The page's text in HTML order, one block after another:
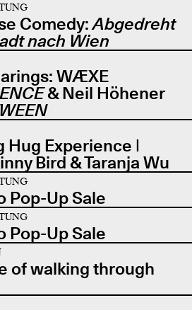
Comedy:Abgedreht
nach Wien
WÆXE
& Neil Höhener
Hug Experience |
Bird & Taranja Wu
Pop-Up Sale
Pop-Up Sale
of walking through